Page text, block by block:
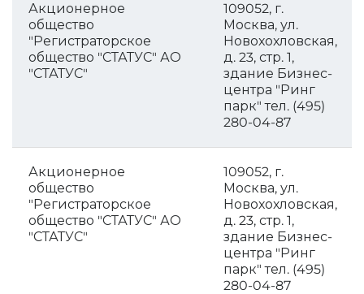
Акционерное
общество
"Регистраторское
общество "СТАТУС" АО
"СТАТУС"
109052, г.
Москва, ул.
Новохохловская,
д. 23, стр. 1,
здание Бизнес-
центра "Ринг
парк" тел. (495)
280-04-87
Акционерное
общество
"Регистраторское
общество "СТАТУС" АО
"СТАТУС"
109052, г.
Москва, ул.
Новохохловская,
д. 23, стр. 1,
здание Бизнес-
центра "Ринг
парк" тел. (495)
280-04-87